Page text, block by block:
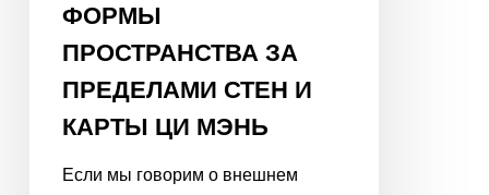
ФОРМЫ
ПРОСТРАНСТВА ЗА
ПРЕДЕЛАМИ СТЕН И
КАРТЫ ЦИ МЭНЬ
Если мы говорим о внешнем